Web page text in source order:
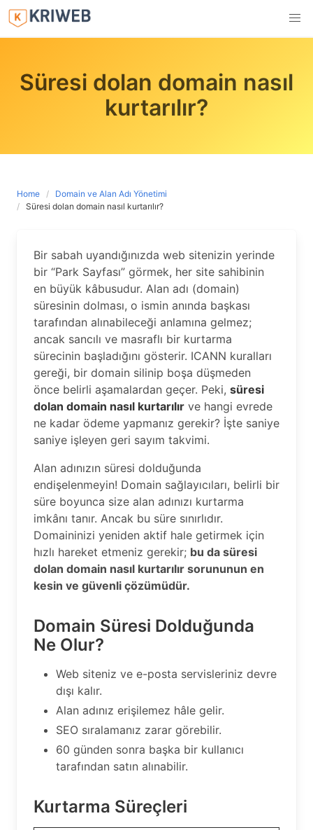
Skip
to
content
Süresi dolan domain nasıl
kurtarılır?
Home
Domain ve Alan Adı Yönetimi
Süresi dolan domain nasıl kurtarılır?
Bir sabah uyandığınızda web sitenizin yerinde
bir “Park Sayfası” görmek, her site sahibinin
en büyük kâbusudur. Alan adı (domain)
süresinin dolması, o ismin anında başkası
tarafından alınabileceği anlamına gelmez;
ancak sancılı ve masraflı bir kurtarma
sürecinin başladığını gösterir. ICANN kuralları
gereği, bir domain silinip boşa düşmeden
önce belirli aşamalardan geçer. Peki, süresi
dolan domain nasıl kurtarılır ve hangi evrede
ne kadar ödeme yapmanız gerekir? İşte saniye
saniye işleyen geri sayım takvimi.
Alan adınızın süresi dolduğunda
endişelenmeyin! Domain sağlayıcıları, belirli bir
süre boyunca size alan adınızı kurtarma
imkânı tanır. Ancak bu süre sınırlıdır.
Domaininizi yeniden aktif hale getirmek için
hızlı hareket etmeniz gerekir; bu da süresi
dolan domain nasıl kurtarılır sorununun en
kesin ve güvenli çözümüdür.
Domain Süresi Dolduğunda
Ne Olur?
Web siteniz ve e-posta servisleriniz devre
dışı kalır.
Alan adınız erişilemez hâle gelir.
SEO sıralamanız zarar görebilir.
60 günden sonra başka bir kullanıcı
tarafından satın alınabilir.
Kurtarma Süreçleri